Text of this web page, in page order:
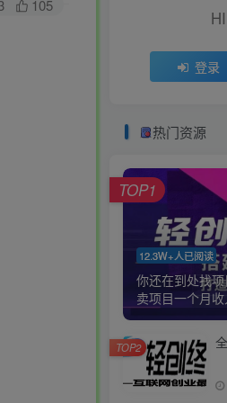
105
登录
热门资源
12.3W+人已阅读
你还在到处找
卖项目一个月
TOP1
TOP2